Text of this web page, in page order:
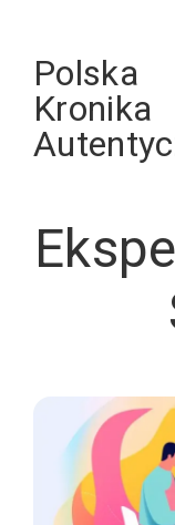
contentPolska
Kronika